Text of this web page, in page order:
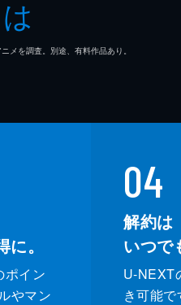
を調査。別途、有料作品あり。
。
ポイン
やマン
04
解約は
いつで
U-NEXT
き可能